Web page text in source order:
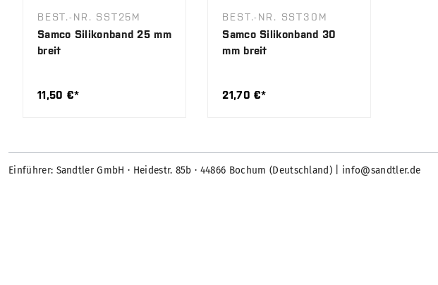
BEST.-NR. SST25M
Samco Silikonband 25 mm
breit
11,50 €*
BEST.-NR. SST30M
Samco Silikonband 30
mm breit
21,70 €*
Einführer: Sandtler GmbH · Heidestr. 85b · 44866 Bochum (Deutschland) | info@sandtler.de